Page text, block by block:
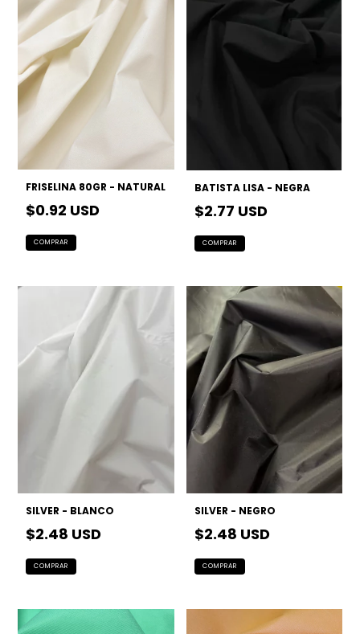
FRISELINA 80GR - NATURAL
$0.92 USD
BATISTA LISA - NEGRA
$2.77 USD
SILVER - BLANCO
$2.48 USD
SILVER - NEGRO
$2.48 USD